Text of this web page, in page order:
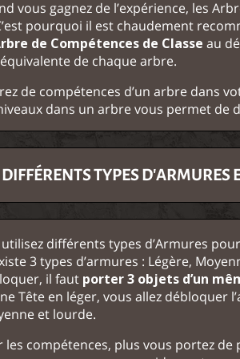
vous gagnez de l’expérience, les
pourquoi il est chaudement
de Compétences de Classe au
de chaque arbre.
de compétences d’un arbre dans
dans un arbre vous permet
DIFFÉRENTS TYPES D'ARMURES
utilisez différents types d’Armures
3 types d’armures : Légère,
il faut porter 3 objets d’un
Tête en léger, vous allez débloquer
et lourde.
les compétences, plus vous portez de